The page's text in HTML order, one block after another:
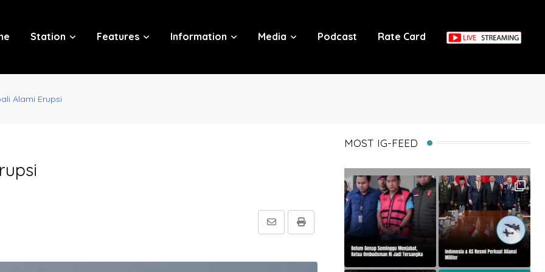
Station Features Information Media Podcast Rate Card
Alami Erupsi
Print
Share
MOST IG-FEED